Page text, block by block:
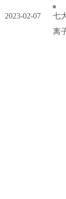
2023-02-07
七
离